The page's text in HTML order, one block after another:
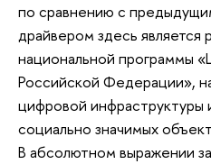
по сравнению с
драйвером здесь является
национальной программы
Российской Федерации»,
цифровой
социально значимых
В абсолютном выражении